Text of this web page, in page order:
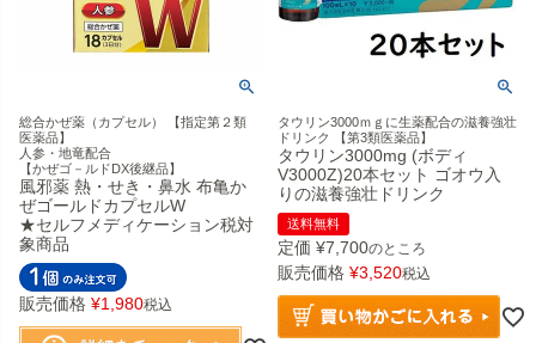
総合かぜ薬（カプセル） 【指定第２類
医薬品】
人参・地竜配合
【かぜゴ－ルドDX後継品】
風邪薬 熱・せき・鼻水 布亀か
ぜゴールドカプセルW
★セルフメディケーション税対
象商品
販売価格 ¥1,980税込
タウリン3000ｍｇに生薬配合の滋養強壮
ドリンク 【第3類医薬品】
タウリン3000mg (ボディ
V3000Z)20本セット ゴオウ入
りの滋養強壮ドリンク
送料無料
定価 ¥7,700のところ
販売価格 ¥3,520税込